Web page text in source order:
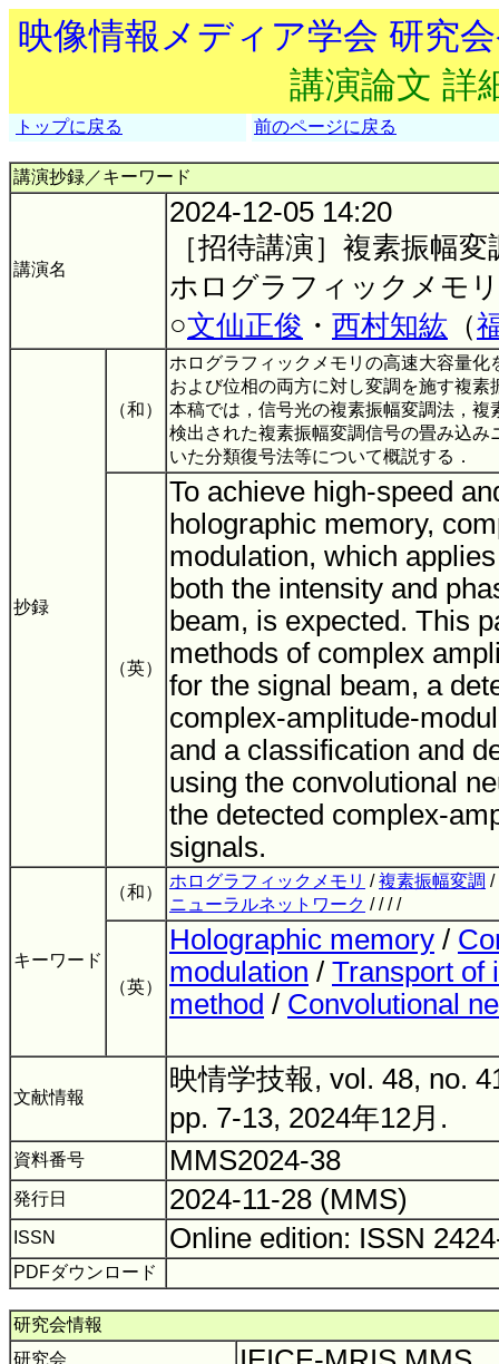
映像情報メディア学会 研究
講演論文 詳
トップに戻る 前のページに戻る
講演抄録／キーワード
講演名
2024-12-05 14:20
［招待講演］複素振幅
ホログラフィックメモリ
○文仙正俊 ・ 西村知紘 （
抄録
（和）
ホログラフィックメモリの高速大容量
および位相の両方に対し変調を施す複
本稿では，信号光の複素振幅変調法，複
検出された複素振幅変調信号の畳み込み
いた分類復号法等について概説する．
（英）
To achieve high-speed
holographic memory,
modulation, which
both the intensity and
beam, is expected. This
methods of complex
for the signal beam, a
complex-amplitude-
and a classification and
using the convolutional
the detected complex-
signals.
キーワード
（和）
ホログラフィックメモリ /複素振幅変調 /
ニューラルネットワーク / / / /
（英）
Holographic memory /
modulation / Transport of
method / Convolutional
文献情報
映情学技報, vol. 48, no.
pp. 7-13, 2024年12月.
資料番号 MMS2024-38
発行日 2024-11-28 (MMS)
ISSN Online edition: ISSN
PDFダウンロード
研究会情報
研究会